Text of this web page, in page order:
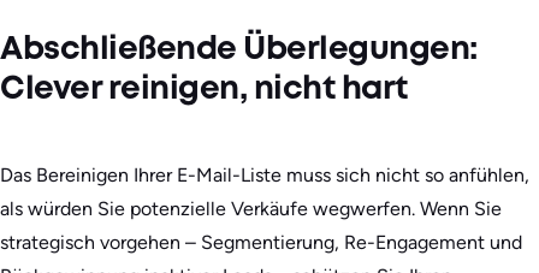
Abschließende Überlegungen:
Clever reinigen, nicht hart
Das Bereinigen Ihrer E-Mail-Liste muss sich nicht so anfühlen,
als würden Sie potenzielle Verkäufe wegwerfen. Wenn Sie
strategisch vorgehen – Segmentierung, Re-Engagement und